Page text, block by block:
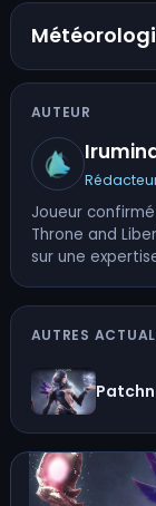
AUTEUR
Joueur
Throne and
sur une
AUTRES